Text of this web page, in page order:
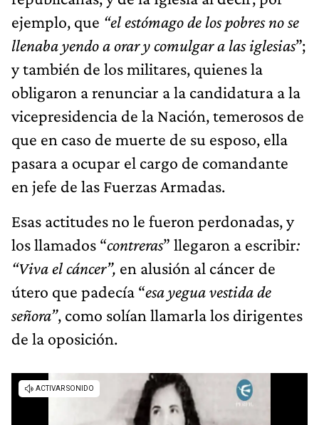
ejemplo, que “el estómago de los pobres no se
llenaba yendo a orar y comulgar a las iglesias”;
y también de los militares, quienes la
obligaron a renunciar a la candidatura a la
vicepresidencia de la Nación, temerosos de
que en caso de muerte de su esposo, ella
pasara a ocupar el cargo de comandante
en jefe de las Fuerzas Armadas.
Esas actitudes no le fueron perdonadas, y
los llamados “contreras” llegaron a escribir:
“Viva el cáncer”, en alusión al cáncer de
útero que padecía “esa yegua vestida de
señora”, como solían llamarla los dirigentes
de la oposición.